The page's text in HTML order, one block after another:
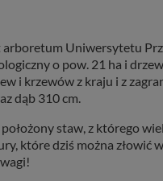
Uniwersytetu
o pow. 21 ha i
i krzewów z kraju i z
dąb 310 cm.
staw, z którego
które dziś można złowić